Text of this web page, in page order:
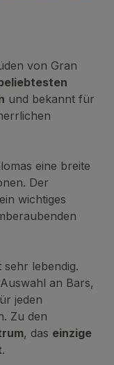
von Gran
und bekannt für
eine breite
Der
wichtiges
sehr lebendig.
an Bars,
jeden
Zu den
, das einzige
.